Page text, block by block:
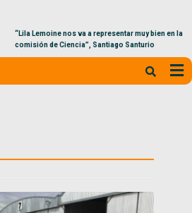
“Lila Lemoine nos va a representar muy bien en la
comisión de Ciencia”, Santiago Santurio